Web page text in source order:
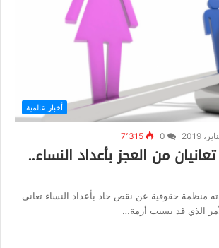
أخبار عالمية
7٬315
من العجز بأعداد النساء..
منظمة حقوقية عن نقص حاد بأعداد النساء تعاني
الذي قد يسبب أزمة…